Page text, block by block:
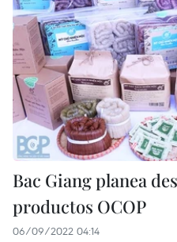
Bac Giang planea
productos OCOP
06/09/2022 04:14